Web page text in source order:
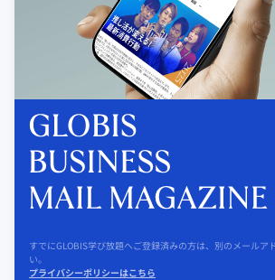
すでにGLOBIS学び放題へご登録済みの方は、別のメールア
い。
プライバシーポリシーはこちら